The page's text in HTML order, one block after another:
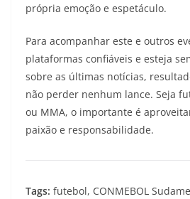
própria emoção e espetáculo.
Para acompanhar este e outros
plataformas confiáveis e esteja
sobre as últimas notícias,
não perder nenhum lance. Seja
ou MMA, o importante é
paixão e responsabilidade.
Tags: futebol, CONMEBOL